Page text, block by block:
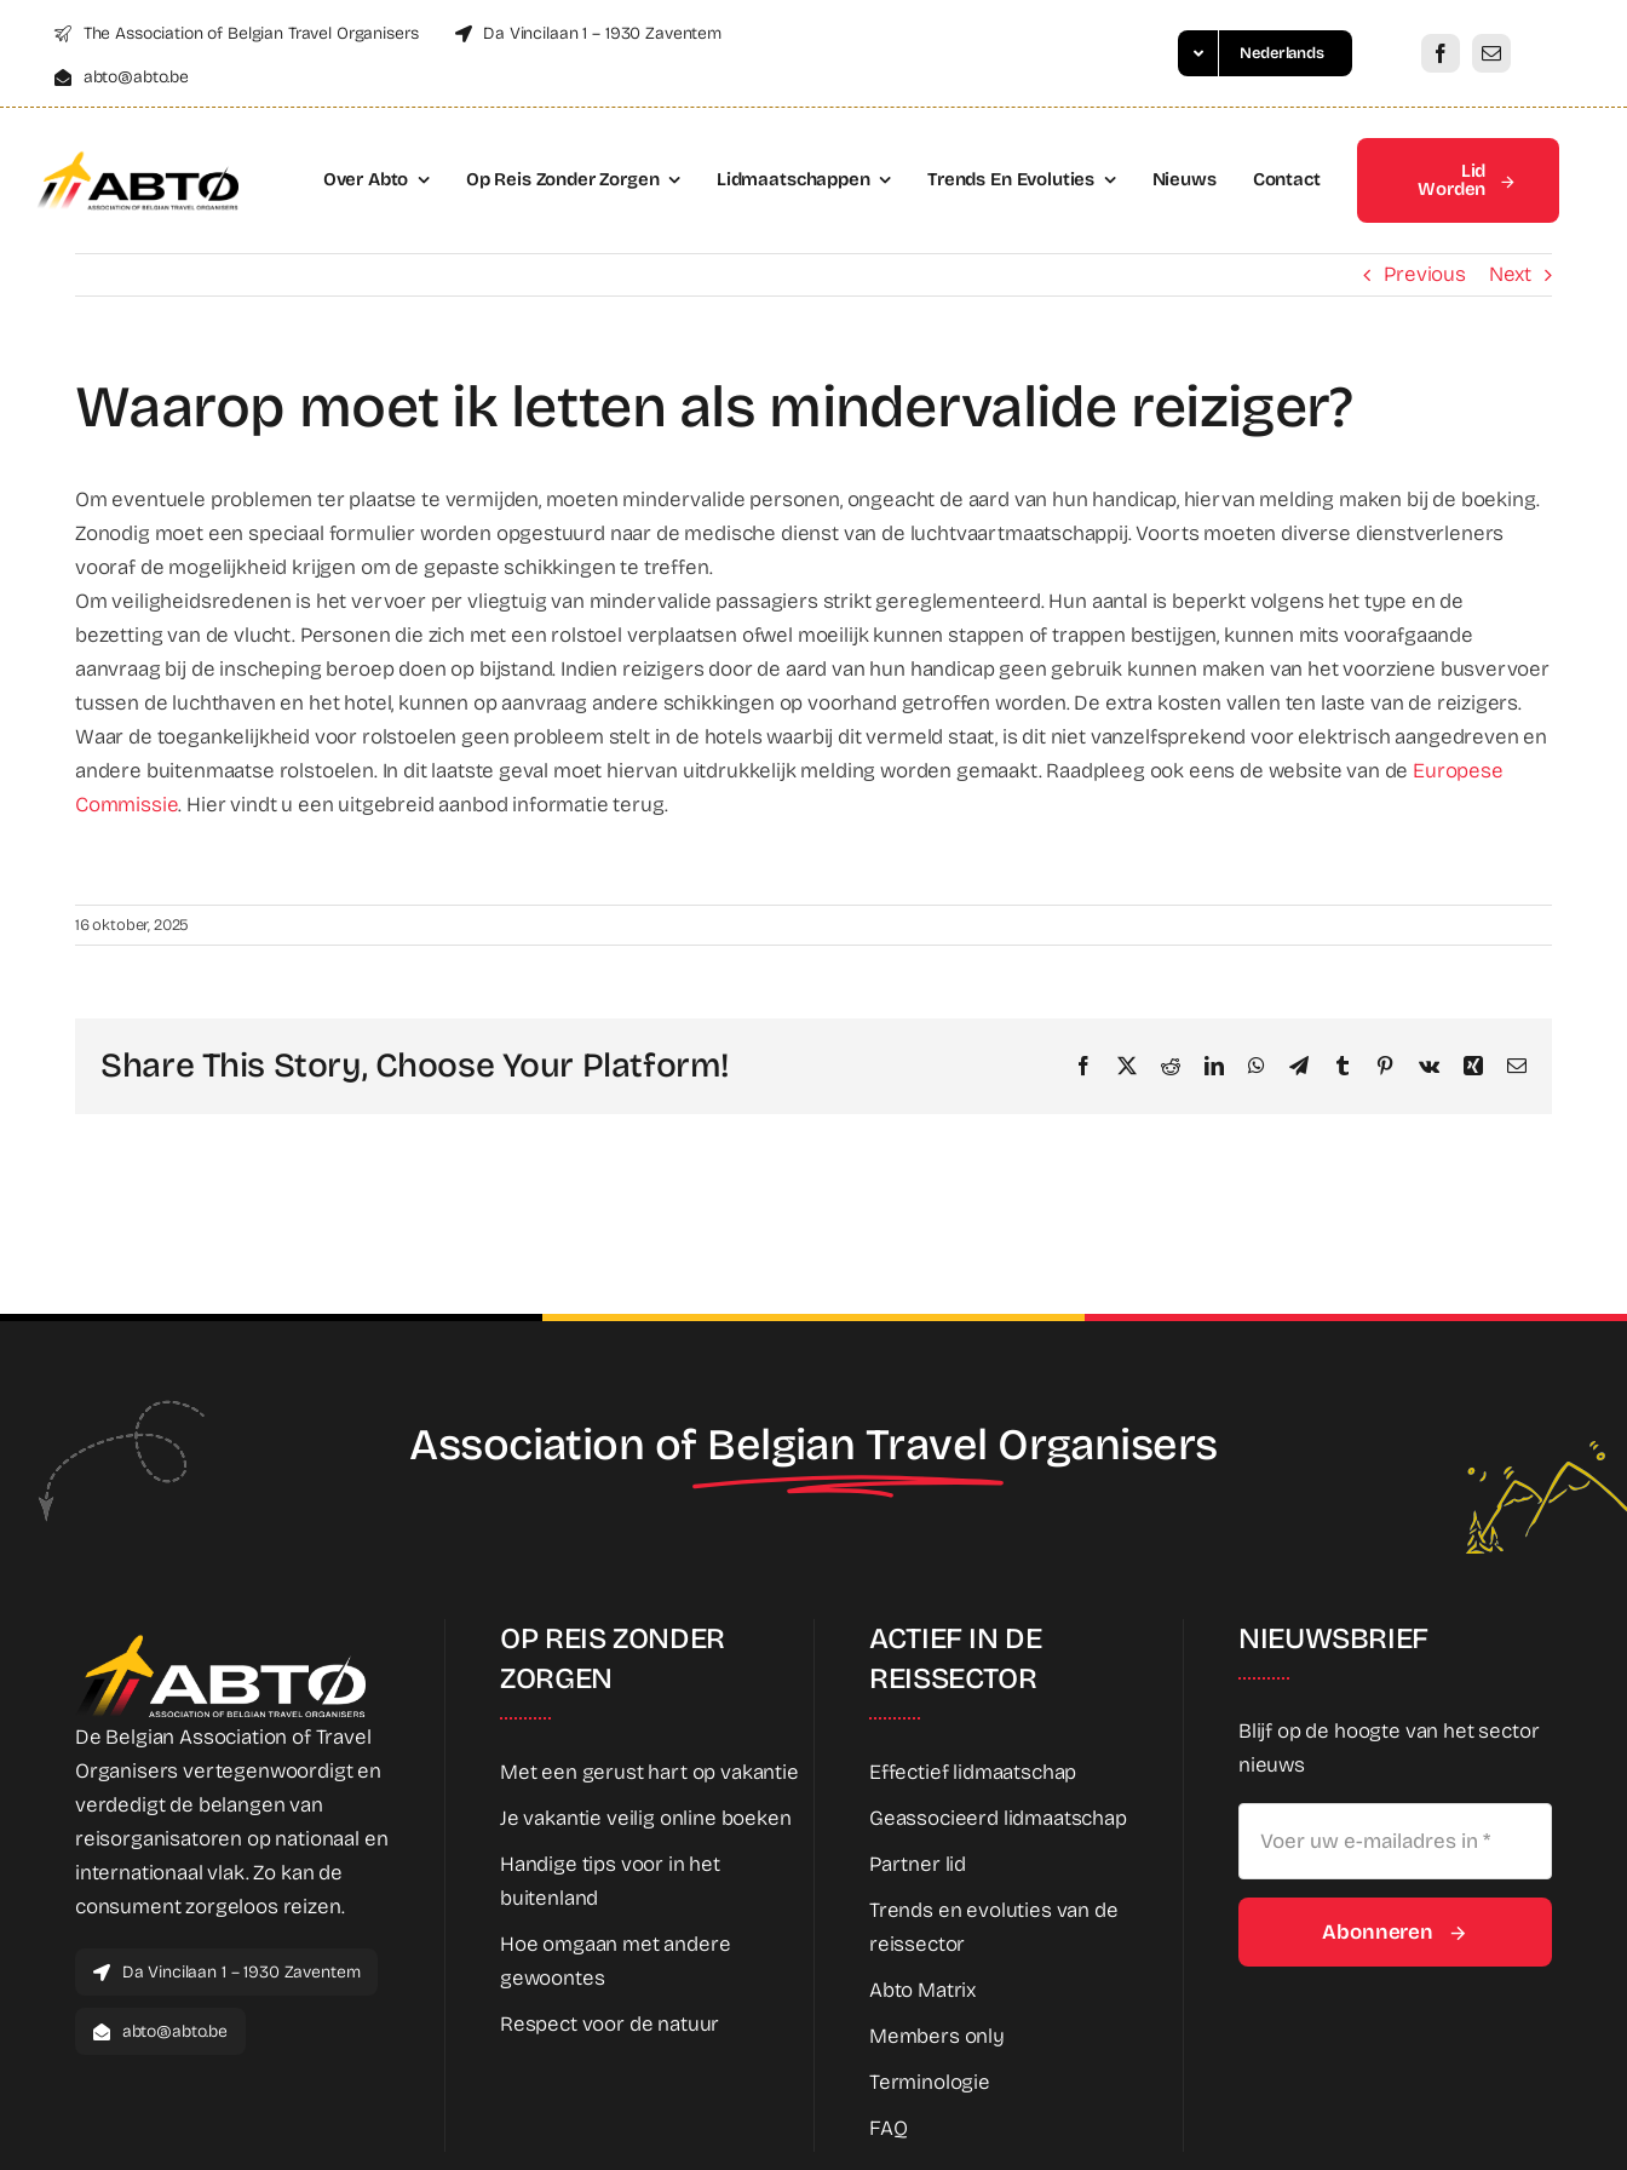
content
The Association of Belgian Travel Organisers Da Vincilaan 1 – 1930 Zaventem
abto@abto.be
Nederlands
Over Abto Op Reis Zonder Zorgen Lidmaatschappen Trends En Evoluties Nieuws Contact
Lid
Worden
Previous Next
Waarop moet ik letten als mindervalide reiziger?
Om eventuele problemen ter plaatse te vermijden, moeten mindervalide personen, ongeacht de aard van hun handicap, hiervan melding maken bij de boeking.
Zonodig moet een speciaal formulier worden opgestuurd naar de medische dienst van de luchtvaartmaatschappij. Voorts moeten diverse dienstverleners
vooraf de mogelijkheid krijgen om de gepaste schikkingen te treffen.
Om veiligheidsredenen is het vervoer per vliegtuig van mindervalide passagiers strikt gereglementeerd. Hun aantal is beperkt volgens het type en de
bezetting van de vlucht. Personen die zich met een rolstoel verplaatsen ofwel moeilijk kunnen stappen of trappen bestijgen, kunnen mits voorafgaande
aanvraag bij de inscheping beroep doen op bijstand. Indien reizigers door de aard van hun handicap geen gebruik kunnen maken van het voorziene busvervoer
tussen de luchthaven en het hotel, kunnen op aanvraag andere schikkingen op voorhand getroffen worden. De extra kosten vallen ten laste van de reizigers.
Waar de toegankelijkheid voor rolstoelen geen probleem stelt in de hotels waarbij dit vermeld staat, is dit niet vanzelfsprekend voor elektrisch aangedreven en
andere buitenmaatse rolstoelen. In dit laatste geval moet hiervan uitdrukkelijk melding worden gemaakt. Raadpleeg ook eens de website van de Europese
Commissie. Hier vindt u een uitgebreid aanbod informatie terug.
16 oktober, 2025
Share This Story, Choose Your Platform! Facebook RedditLinkedInWhatsApp
TelegramTumblr PinterestVk Xing Email
Association of Belgian Travel Organisers
De Belgian Association of Travel
Organisers vertegenwoordigt en
verdedigt de belangen van
reisorganisatoren op nationaal en
internationaal vlak. Zo kan de
consument zorgeloos reizen.
Da Vincilaan 1 – 1930 Zaventem
abto@abto.be
OP REIS ZONDER
ZORGEN
Met een gerust hart op vakantie
Je vakantie veilig online boeken
Handige tips voor in het
buitenland
Hoe omgaan met andere
gewoontes
Respect voor de natuur
ACTIEF IN DE
REISSECTOR
Effectief lidmaatschap
Geassocieerd lidmaatschap
Partner lid
Trends en evoluties van de
reissector
Abto Matrix
Members only
Terminologie
FAQ
NIEUWSBRIEF
Blijf op de hoogte van het sector
nieuws
Abonneren